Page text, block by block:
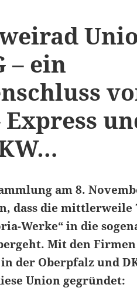
– ein
am 8.
dass die mittlerweile
Werke“ in die
Mit den Firmen
der Oberpfalz und
Union gegründet: